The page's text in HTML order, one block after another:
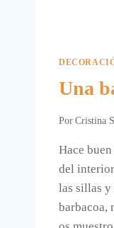
Una
Por Cristina
Hace
del
las sillas y
barbacoa,